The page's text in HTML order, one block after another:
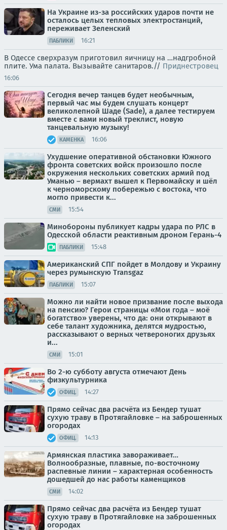
На Украине из-за российских ударов почти не
осталось целых тепловых электростанций,
переживает Зеленский
ПАБЛИКИ 16:21
В Одессе сверхразум приготовил яичницу на …надгробной
плите. Ума палата. Вызывайте санитаров.// Приднестровец
16:06
Сегодня вечер танцев будет необычным,
первый час мы будем слушать концерт
великолепной Шаде (Sade), а далее тестируем
вместе с вами новый треклист, новую
танцевальную музыку!
КАМЕНКА 16:06
Ухудшение оперативной обстановки Южного
фронта советских войск произошло после
окружения нескольких советских армий под
Уманью – вермахт вышел к Первомайску и шёл
к черноморскому побережью с востока, что
могло привести к...
СМИ 15:54
Минобороны публикует кадры удара по РЛС в
Одесской области реактивным дроном Герань-4
ПАБЛИКИ 15:48
Американский СПГ пойдет в Молдову и Украину
через румынскую Transgaz
ПАБЛИКИ 15:07
Можно ли найти новое призвание после выхода
на пенсию? Герои страницы «Мои года – моё
богатство» уверены, что да: они открывают в
себе талант художника, делятся мудростью,
рассказывают о верных четвероногих друзьях
и...
СМИ 15:01
Во 2-ю субботу августа отмечают День
физкультурника
ОФИЦ. 14:27
Прямо сейчас два расчёта из Бендер тушат
сухую траву в Протягайловке – на заброшенных
огородах
ОФИЦ. 14:13
Армянская пластика завораживает…
Волнообразные, плавные, по-восточному
распевные линии – характерная особенность
дошедшей до нас работы каменщиков
СМИ 14:02
Прямо сейчас два расчёта из Бендер тушат
сухую траву в Протягайловке на заброшенных
огородах